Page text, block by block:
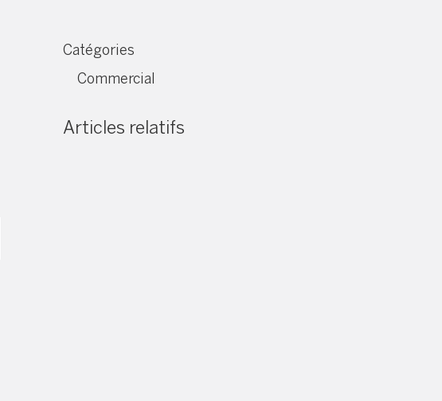
Catégories
Commercial
Articles relatifs